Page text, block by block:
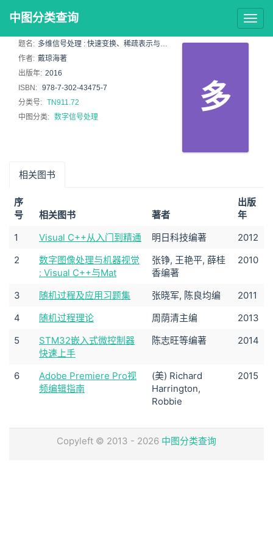
中图分类查询
多
题名: 多维信号处理 : 快速变换、稀疏表示与低秩分析 : fast transform, sparse
作者: 戴琼海著
出版年: 2016
ISBN: 978-7-302-43475-7
分类号: TN911.72
中图分类: 数字信号处理
相关图书
序
号
相关图书 著者
出版
年
1
Visual C++从入门到精通 明日科技编著
2012
2
数字图像处理与机器视觉
: Visual C++与Mat
张铮, 王艳平, 薛桂
香编著
2010
3 随机过程及应用习题集 张晓军, 陈良均编
2011
4
随机过程理论 周荫清主编
2013
5
STM32嵌入式微控制器
快速上手
陈志旺等编著 2014
6
Adobe Premiere Pro视
频编辑指南
(美) Richard
Harrington,
Robbie
2015
Copyleft © 2013 - 2026 中图分类查询